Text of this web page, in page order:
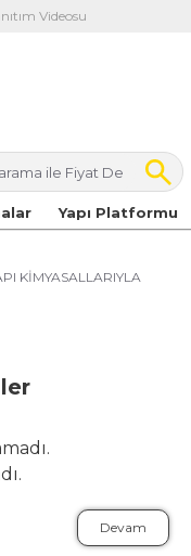
Videosu
Yapı Platformu
KİMYASALLARIYLA
Devam